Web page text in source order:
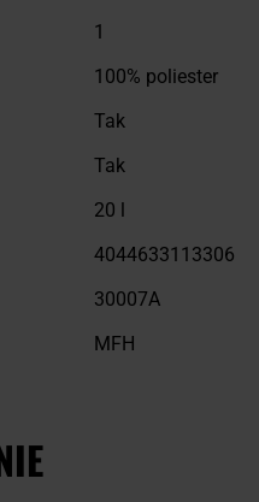
1
100% poliester
Tak
Tak
20 l
4044633113306
30007A
MFH